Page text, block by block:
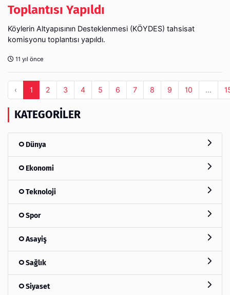
Toplantısı Yapıldı
Köylerin Altyapısının Desteklenmesi (KÖYDES) tahsisat
komisyonu toplantısı yapıldı.
11 yıl önce
‹ 1 2 3 4 5 6 7 8 9 10 ...
KATEGORILER
Dünya
Ekonomi
Teknoloji
Spor
Asayiş
Sağlık
Siyaset